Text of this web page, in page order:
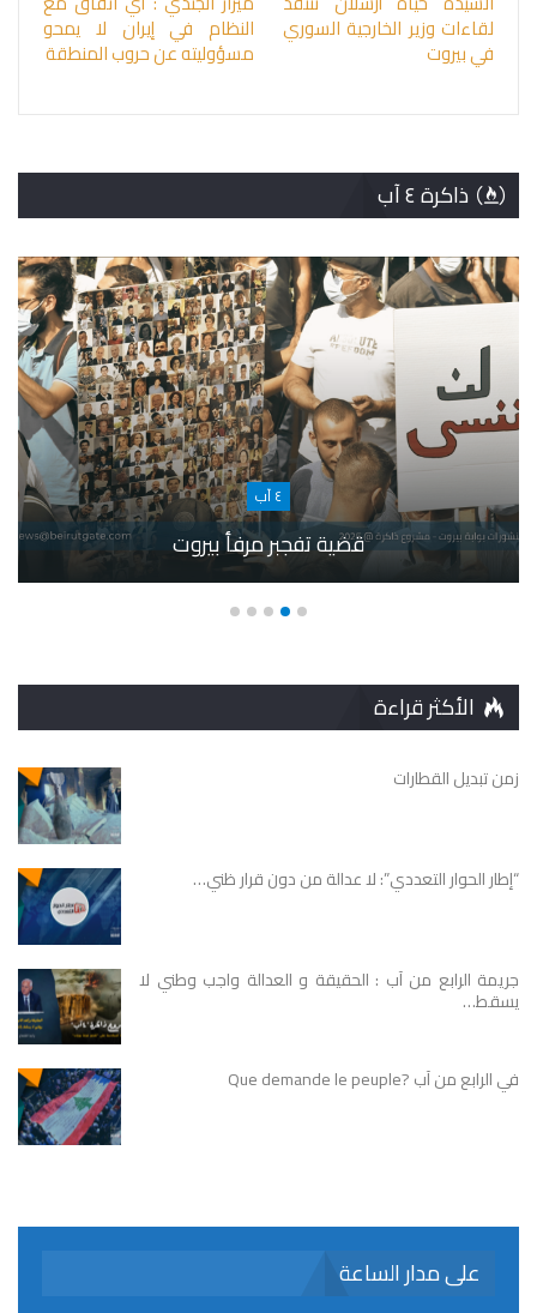
لقاءات وزير الخارجية السوري
في بيروت
النظام في إيران لا يمحو
مسؤوليته عن حروب المنطقة
ذاكرة ٤ آب
٤ آب
قضية تفجبر مرفأ بيروت
الأكثر قراءة
زمن تبديل القطارات
“إطار الحوار التعددي”: لا عدالة من دون قرار ظني…
جريمة الرابع من آب : الحقيقة و العدالة واجب وطني لا
يسقط…
في الرابع من آب ?Que demande le peuple
على مدار الساعة